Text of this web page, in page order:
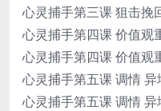
心灵捕手第三课 狙击挽
心灵捕手第四课 价值观
心灵捕手第四课 价值观
心灵捕手第五课 调情
心灵捕手第五课 调情